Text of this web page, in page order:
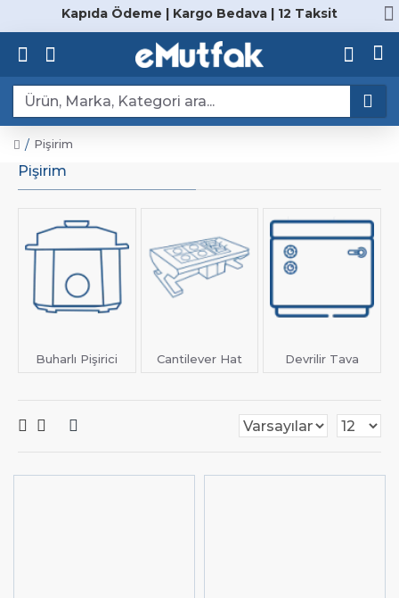
Kapıda Ödeme | Kargo Bedava | 12 Taksit
Pişirim
Pişirim
Buharlı Pişirici Cantilever Hat Devrilir Tava